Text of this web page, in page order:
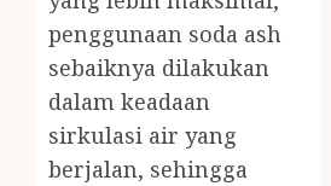
penggunaan soda ash
sebaiknya dilakukan
dalam keadaan
sirkulasi air yang
berjalan, sehingga